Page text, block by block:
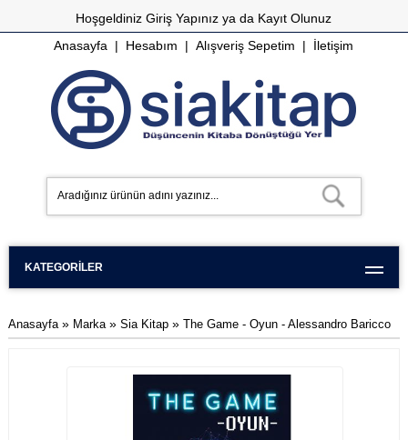
HoşgeldinizGiriş Yapınız ya da Kayıt Olunuz
Anasayfa | Hesabım |Alışveriş Sepetim | İletişim
KATEGORILER
Anasayfa » Marka » Sia Kitap » The Game - Oyun - Alessandro Baricco